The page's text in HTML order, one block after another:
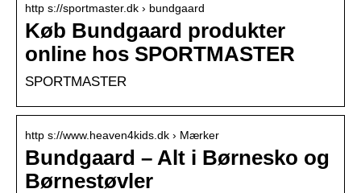
http s://sportmaster.dk › bundgaard
Køb Bundgaard produkter
online hos SPORTMASTER
SPORTMASTER
http s://www.heaven4kids.dk › Mærker
Bundgaard – Alt i Børnesko og
Børnestøvler